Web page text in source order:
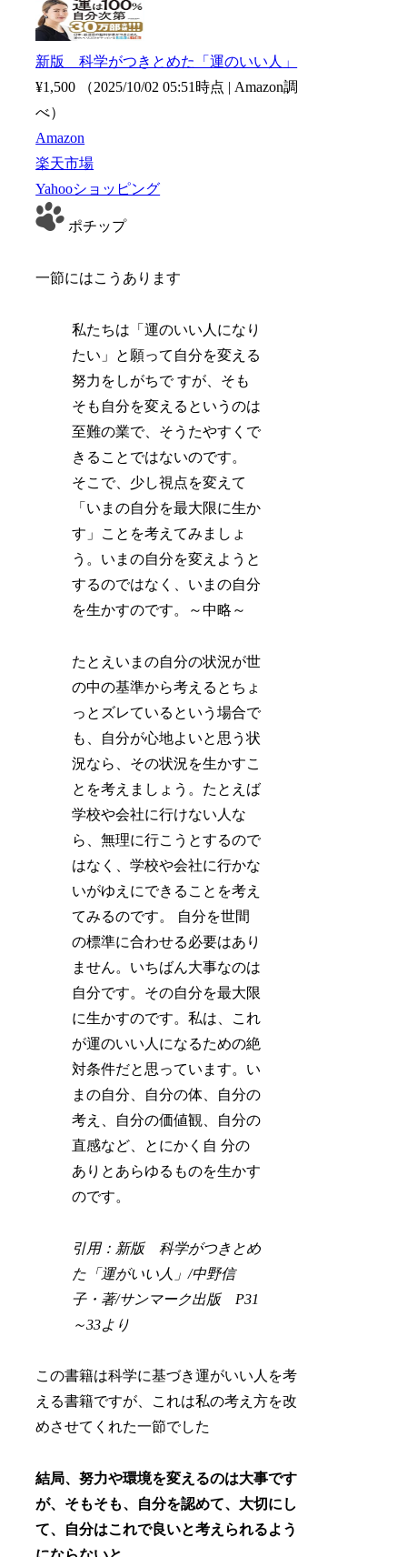
新版 科学がつきとめた「運のいい人」
¥1,500
（2025/10/02 05:51時点 | Amazon調
べ）
Amazon
楽天市場
Yahooショッピング
ポチップ
一節にはこうあります
私たちは「運のいい人になり
たい」と願って自分を変える
努力をしがちで すが、 そも
そも自分を変えるというのは
至難の業で、そうたやすくで
きることではないのです。
そこで、少し視点を変えて
「いまの自分を最大限に生か
す」ことを考えてみましょ
う。いまの自分を変えようと
するのではなく、いまの自分
を生かすのです。
～中略～
たとえいまの自分の状況が世
の中の基準から考えるとちょ
っとズレているという場合で
も、自分が心地よいと思う状
況なら、その状況を生かすこ
とを考えましょう。たとえば
学校や会社に行けない人な
ら、無理に行こうとするので
はなく、学校や会社に行かな
いがゆえにできることを考え
てみるのです。
自分を世間
の標準に合わせる必要はあり
ません。いちばん大事なのは
自分です。その自分を最大限
に生かすのです。私は、これ
が運のいい人になるための絶
対条件だと思っています。い
まの自分、自分の体、自分の
考え、自分の価値観、自分の
直感など、とにかく自 分の
ありとあらゆるものを生かす
のです。
引用：新版 科学がつきとめ
た「運がいい人」/中野信
子・著/サンマーク出版 P31
～33より
この書籍は科学に基づき運がいい人を考
える書籍ですが、これは私の考え方を改
めさせてくれた一節でした
結局、努力や環境を変えるのは大事です
が、そもそも、自分を認めて、大切にし
て、自分はこれで良いと考えられるよう